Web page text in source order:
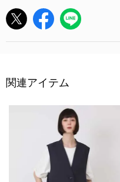
関連アイテム